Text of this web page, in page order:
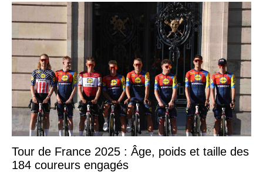
Tour de France 2025 : Âge, poids et taille des
184 coureurs engagés